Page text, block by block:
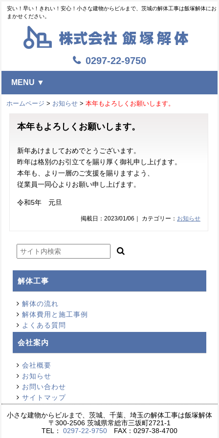
安い！早い！きれい！安心！小さな建物からビルまで、茨城の解体工事は飯塚解体にお
まかせください。
0297-22-9750
MENU ▼
ホームページ > お知らせ > 本年もよろしくお願いします。
本年もよろしくお願いします。
新年あけましておめでとうございます。
昨年は格別のお引立てを賜り厚く御礼申し上げます。
本年も、より一層のご支援を賜りますよう、
従業員一同心よりお願い申し上げます。
令和5年 元旦
掲載日：2023/01/06｜ カテゴリー： お知らせ
解体工事
解体の流れ
解体費用と施工事例
よくある質問
会社案内
会社概要
お知らせ
お問い合わせ
サイトマップ
小さな建物からビルまで、茨城、千葉、埼玉の解体工事は飯塚解体
〒300-2506 茨城県常総市三坂町2721-1
TEL： 0297-22-9750 FAX：0297-38-4700